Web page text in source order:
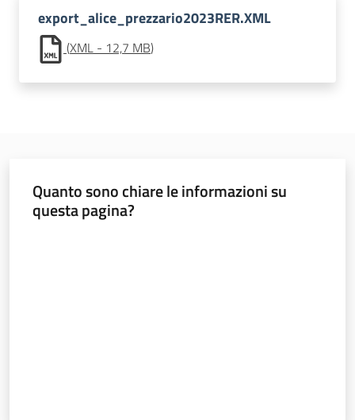
merito
Valori
agricoli
export_alice_prezzario2023RER.XML
(XML - 12,7 MB)
Quanto sono chiare le informazioni su
questa pagina?